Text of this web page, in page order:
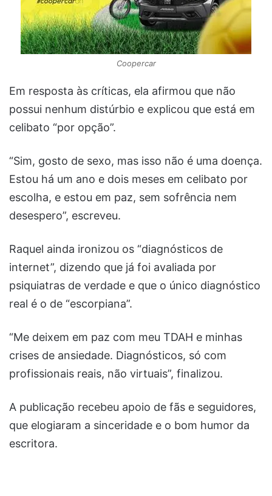
Coopercar
Em resposta às críticas, ela afirmou que não
possui nenhum distúrbio e explicou que está em
celibato “por opção”.
“Sim, gosto de sexo, mas isso não é uma doença.
Estou há um ano e dois meses em celibato por
escolha, e estou em paz, sem sofrência nem
desespero”, escreveu.
Raquel ainda ironizou os “diagnósticos de
internet”, dizendo que já foi avaliada por
psiquiatras de verdade e que o único diagnóstico
real é o de “escorpiana”.
“Me deixem em paz com meu TDAH e minhas
crises de ansiedade. Diagnósticos, só com
profissionais reais, não virtuais”, finalizou.
A publicação recebeu apoio de fãs e seguidores,
que elogiaram a sinceridade e o bom humor da
escritora.